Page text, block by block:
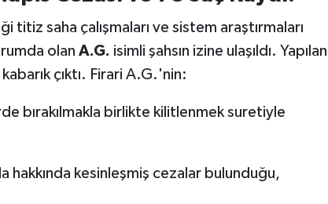
saha çalışmaları ve sistem araştırmaları
olan A.G. isimli şahsın izine ulaşıldı. Yapılan
çıktı. Firari A.G.'nin:
bırakılmakla birlikte kilitlenmek suretiyle
hakkında kesinleşmiş cezalar bulunduğu,